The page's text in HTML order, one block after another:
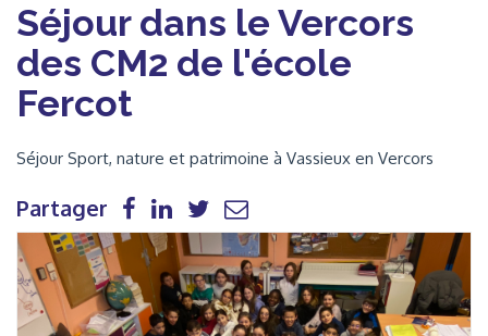
Séjour dans le Vercors
des CM2 de l'école
Fercot
Séjour Sport, nature et patrimoine à Vassieux en Vercors
Partager